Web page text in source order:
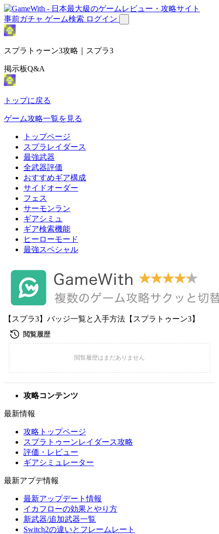
事前ガチャ ゲーム検索 ログイン
スプラトゥーン3攻略｜スプラ3
掲示板Q&A
トップに戻る
ゲーム攻略一覧を見る
トップページ
スプラレイダース
最強武器
全武器評価
おすすめギア構成
サイドオーダー
フェス
サーモンラン
ギアシミュ
ギア検索機能
ヒーローモード
最強スペシャル
【スプラ3】バッジ一覧と入手方法【スプラトゥーン3】
攻略コンテンツ
最新情報
攻略トップページ
スプラトゥーンレイダース攻略
評価・レビュー
ギアシミュレーター
最新アプデ情報
最新アップデート情報
イカフローの効果とやり方
新武器/追加武器一覧
Switch2の違いとフレームレート